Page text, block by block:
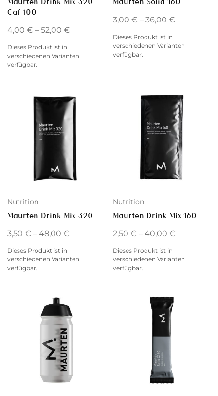
Caf 100
4,00 € – 52,00 €
Dieses Produkt ist in
verschiedenen Varianten
verfügbar.
3,00 € – 36,00 €
Dieses Produkt ist in
verschiedenen Varianten
verfügbar.
Nutrition
Maurten Drink Mix 320
3,50 € – 48,00 €
Dieses Produkt ist in
verschiedenen Varianten
verfügbar.
Nutrition
Maurten Drink Mix 160
2,50 € – 40,00 €
Dieses Produkt ist in
verschiedenen Varianten
verfügbar.